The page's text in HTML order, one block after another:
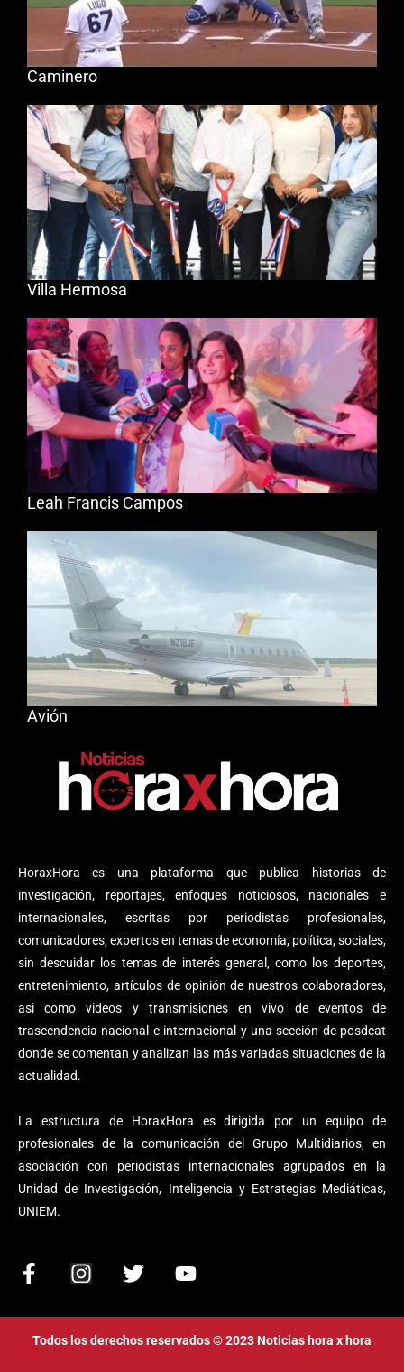
HoraxHora es una plataforma que publica historias de
investigación, reportajes, enfoques noticiosos, nacionales e
internacionales, escritas por periodistas profesionales,
comunicadores, expertos en temas de economía, política, sociales,
sin descuidar los temas de interés general, como los deportes,
entretenimiento, artículos de opinión de nuestros colaboradores,
así como videos y transmisiones en vivo de eventos de
trascendencia nacional e internacional y una sección de posdcat
donde se comentan y analizan las más variadas situaciones de la
actualidad.
La estructura de HoraxHora es dirigida por un equipo de
profesionales de la comunicación del Grupo Multidiarios, en
asociación con periodistas internacionales agrupados en la
Unidad de Investigación, Inteligencia y Estrategias Mediáticas,
UNIEM.
F
c
e
I
s
t
T
i
t
Y
u
t
Caminero
Villa Hermosa
Leah Francis Campos
Avión
Todos los derechos reservados © 2023 Noticias hora x hora